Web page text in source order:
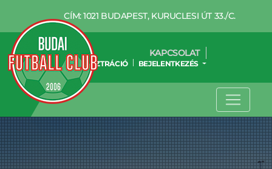
CÍM: 1021 BUDAPEST, KURUCLESI ÚT 33./C.
KAPCSOLAT
REGISZTRÁCIÓ BEJELENTKEZÉS